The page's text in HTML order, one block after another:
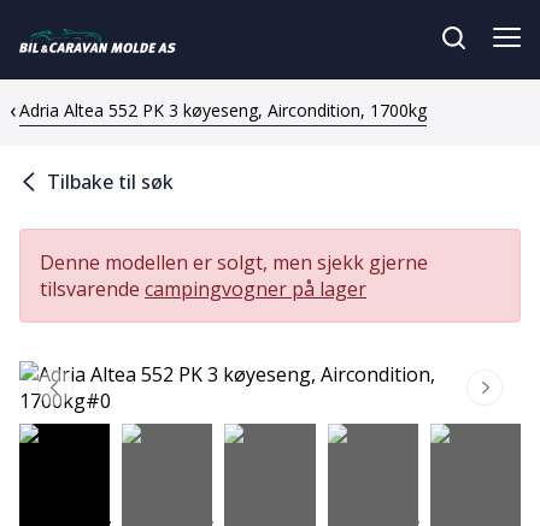
Adria Altea 552 PK 3 køyeseng, Aircondition, 1700kg
Tilbake til søk
Denne modellen er solgt, men sjekk gjerne
tilsvarende campingvogner på lager